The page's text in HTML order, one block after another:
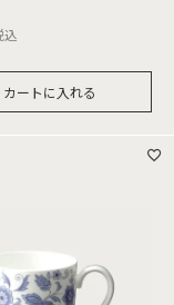
込
カートに入れる